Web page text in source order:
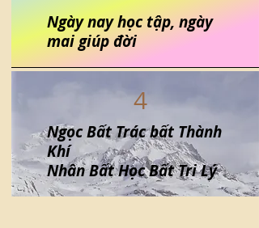
Ngày nay học tập, ngày
mai giúp đời
4
Ngọc Bất Trác bất Thành
Khí
Nhân Bất Học Bất Tri Lý